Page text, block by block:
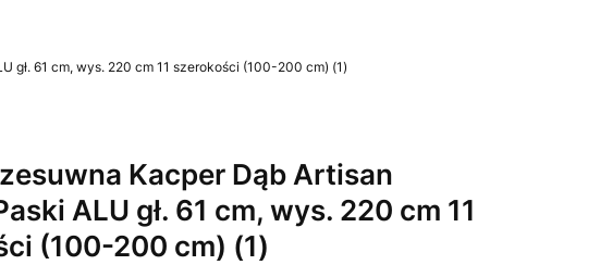
gł. 61 cm, wys. 220 cm 11 szerokości (100-200 cm) (1)
Kacper Dąb Artisan
ALU gł. 61 cm, wys. 220 cm 11
(100-200 cm) (1)